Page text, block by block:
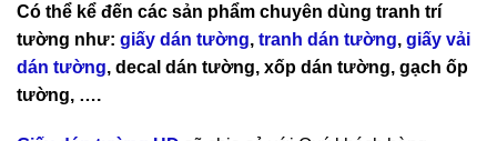
Có thể kể đến các sản phẩm chuyên dùng tranh trí
tường như: giấy dán tường, tranh dán tường, giấy vải
dán tường, decal dán tường, xốp dán tường, gạch ốp
tường, ….